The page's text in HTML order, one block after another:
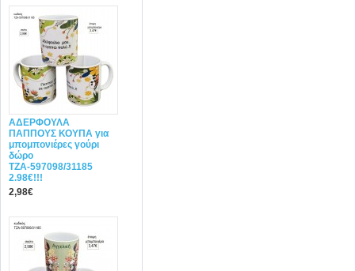
ΑΔΕΡΦΟΥΛΑ
ΠΑΠΠΟΥΣ ΚΟΥΠΑ για
μπομπονιέρες γούρι
δώρο
ΤΖΑ-597098/31185
2.98€!!!
2,98€